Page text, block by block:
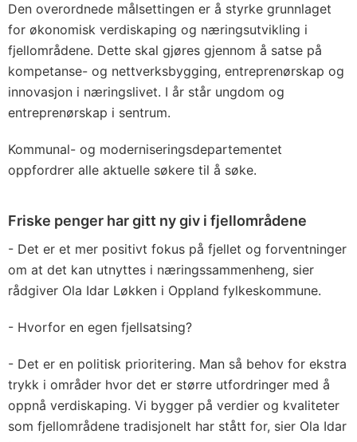
Den overordnede målsettingen er å styrke grunnlaget
for økonomisk verdiskaping og næringsutvikling i
fjellområdene. Dette skal gjøres gjennom å satse på
kompetanse- og nettverksbygging, entreprenørskap og
innovasjon i næringslivet. I år står ungdom og
entreprenørskap i sentrum.
Kommunal- og moderniseringsdepartementet
oppfordrer alle aktuelle søkere til å søke.
Friske penger har gitt ny giv i fjellområdene
- Det er et mer positivt fokus på fjellet og forventninger
om at det kan utnyttes i næringssammenheng, sier
rådgiver Ola Idar Løkken i Oppland fylkeskommune.
- Hvorfor en egen fjellsatsing?
- Det er en politisk prioritering. Man så behov for ekstra
trykk i områder hvor det er større utfordringer med å
oppnå verdiskaping. Vi bygger på verdier og kvaliteter
som fjellområdene tradisjonelt har stått for, sier Ola Idar